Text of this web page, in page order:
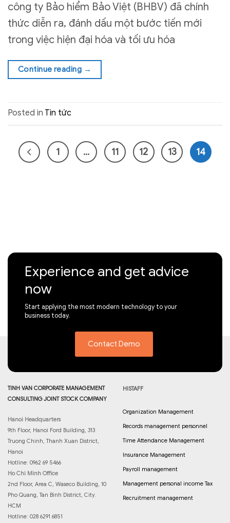
công ty Bảo hiểm Bảo Việt (BHBV) đã chính
thức diễn ra, đánh dấu một bước tiến mới
trong việc hiện đại hóa và tối ưu hóa
Continue reading →
Posted in Tin tức
1 … 11 12 13 14
Experience and get advice
now
Start applying the most modern technology to your
business today.
Contact Demo
TINH VAN CORPORATE MANAGEMENT
CONSULTING JOINT STOCK COMPANY
Hanoi Headquarters
9th Floor, Hanoi Ford Building, 313
Truong Chinh, Thanh Xuan District,
Hanoi
Hotline: 0962 69 5466
Ho Chi Minh Office
2nd Floor, Area C, Waseco Building, 10
Pho Quang, Tan Binh District, City.
HCM
Hotline: 028 6291 6851
HISTAFF
Organization Management
Records management personnel
Time Attendance Management
Insurance Management
Payroll management
Management personal income Tax
Recruitment management